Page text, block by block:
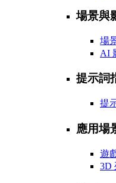
場景與
場
AI
提示詞
提
應用場
遊
3D